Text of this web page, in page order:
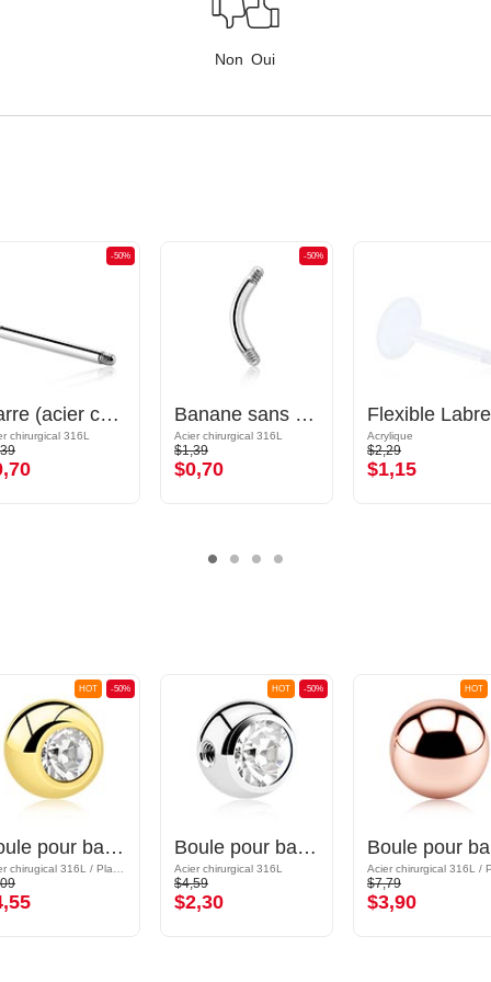
Non Oui
-50%
Barre (acier chirurgical, argent, finition brillante)
chirurgical 316L
-50%
Banane sans accessoire
Acier chirurgical 316L
$1,39
$0,70
Acrylique
$2,29
$1,15
-50%
HOT
Boule pour barre à filetage (acier chirurgical, or, finition brillante) avec pierre en crystal
-50%
HOT
Boule pour barre à filetage (acier chirurgical, argent, finition brillante) avec pierre en crystal
Acier chirurgical 316L
$4,59
$2,30
HOT
$7,79
$3,90